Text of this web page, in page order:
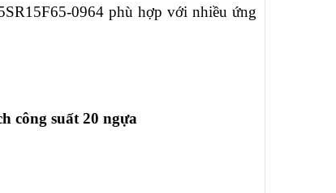
0964phù hợp với nhiều ứng
công suất 20 ngựa